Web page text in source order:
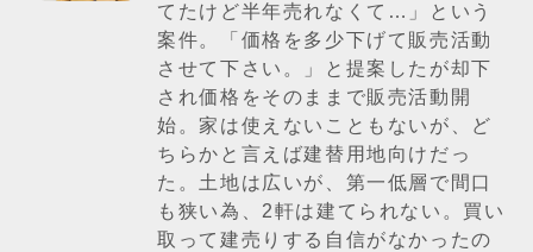
てたけど半年売れなくて…」という
案件。「価格を多少下げて販売活動
させて下さい。」と提案したが却下
され価格をそのままで販売活動開
始。家は使えないこともないが、ど
ちらかと言えば建替用地向けだっ
た。土地は広いが、第一低層で間口
も狭い為、2軒は建てられない。買い
取って建売りする自信がなかったの